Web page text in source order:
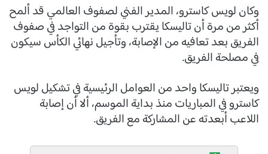
وكان لويس كاسترو، المدير الفني لصفوف العالمي قد ألمح
أكثر من مرة أن تاليسكا يقترب بقوة من التواجد في صفوف
الفريق بعد تعافيه من الإصابة، وتأجيل نهائي الكأس سيكون
في مصلحة الفريق.
ويعتبر تاليسكا واحد من العوامل الرئيسية في تشكيل لويس
كاسترو في المباريات منذ بداية الموسم، ألا أن إصابة
اللاعب أبعدته عن المشاركة مع الفريق.